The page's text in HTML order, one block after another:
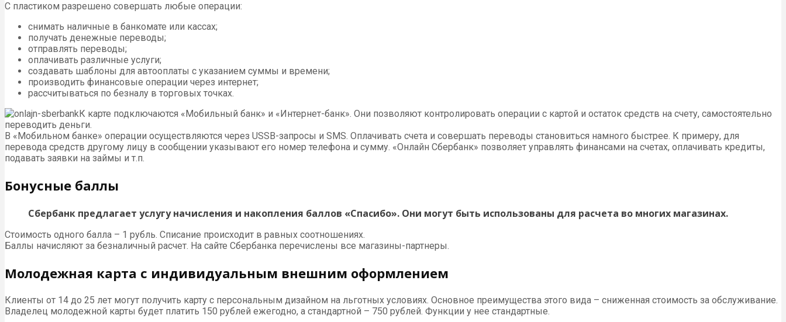
С пластиком разрешено совершать любые операции:
снимать наличные в банкомате или кассах;
получать денежные переводы;
отправлять переводы;
оплачивать различные услуги;
создавать шаблоны для автооплаты с указанием суммы и времени;
производить финансовые операции через интернет;
рассчитываться по безналу в торговых точках.
К карте подключаются «Мобильный банк» и «Интернет-банк». Они позволяют контролировать операции с картой и остаток средств на счету, самостоятельно
переводить деньги.
В «Мобильном банке» операции осуществляются через USSB-запросы и SMS. Оплачивать счета и совершать переводы становиться намного быстрее. К примеру, для
перевода средств другому лицу в сообщении указывают его номер телефона и сумму. «Онлайн Сбербанк» позволяет управлять финансами на счетах, оплачивать кредиты,
подавать заявки на займы и т.п.
Бонусные баллы
Сбербанк предлагает услугу начисления и накопления баллов «Спасибо». Они могут быть использованы для расчета во многих магазинах.
Стоимость одного балла – 1 рубль. Списание происходит в равных соотношениях.
Баллы начисляют за безналичный расчет. На сайте Сбербанка перечислены все магазины-партнеры.
Молодежная карта с индивидуальным внешним оформлением
Клиенты от 14 до 25 лет могут получить карту с персональным дизайном на льготных условиях. Основное преимущества этого вида – сниженная стоимость за обслуживание.
Владелец молодежной карты будет платить 150 рублей ежегодно, а стандартной – 750 рублей. Функции у нее стандартные.